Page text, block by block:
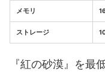
メモリ
ストレージ
『紅の砂漠』を最